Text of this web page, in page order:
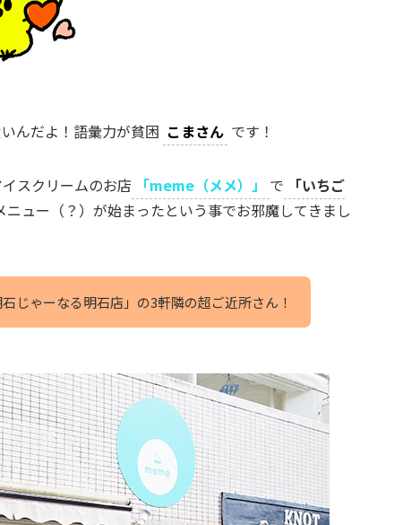
んだよ！語彙力が貧困 こまさん です！
スクリームのお店 「meme（メメ）」 で
「いちご
ニュー（？）が始まったという事でお邪魔してきまし
じゃーなる明石店」の3軒隣の超ご近所さん！